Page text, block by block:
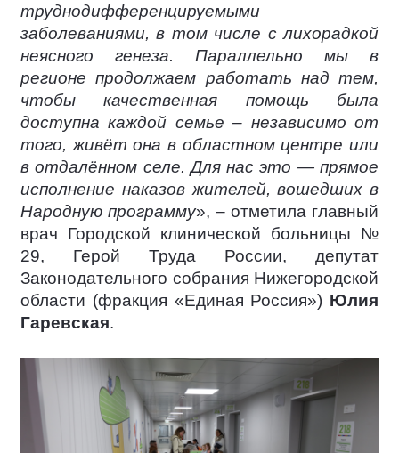
труднодифференцируемыми
заболеваниями, в том числе с лихорадкой
неясного генеза. Параллельно мы в
регионе продолжаем работать над тем,
чтобы качественная помощь была
доступна каждой семье – независимо от
того, живёт она в областном центре или
в отдалённом селе. Для нас это — прямое
исполнение наказов жителей, вошедших в
Народную программу», – отметила главный
врач Городской клинической больницы №
29, Герой Труда России, депутат
Законодательного собрания Нижегородской
области (фракция «Единая Россия») Юлия
Гаревская.